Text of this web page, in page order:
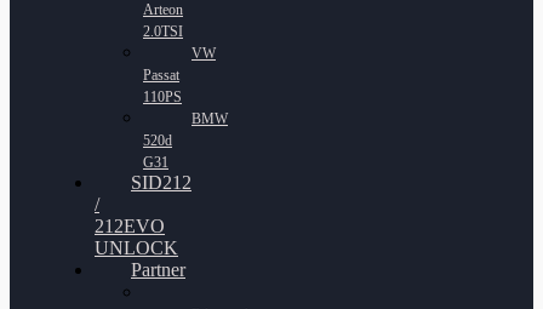
Arteon
2.0TSI
VW
Passat
110PS
BMW
520d
G31
SID212
/
212EVO
UNLOCK
Partner